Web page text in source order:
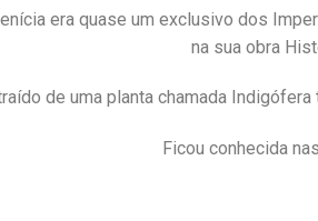
era quase um exclusivo dos
na sua obra
de uma planta chamada
Ficou conhecida